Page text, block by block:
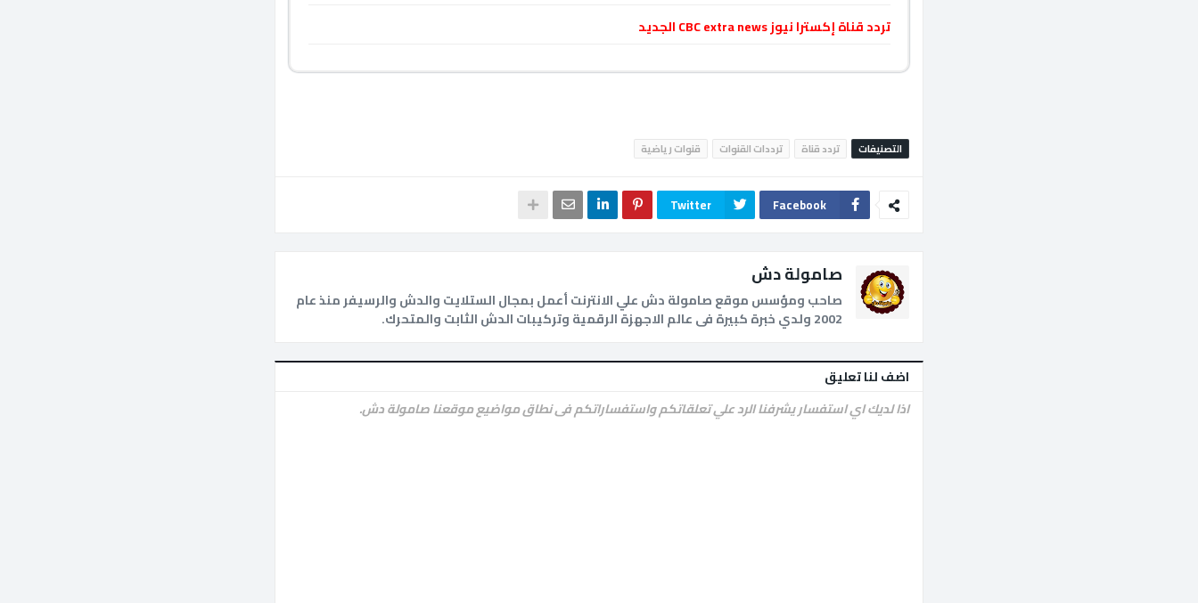
تردد قناة إكسترا نيوز CBC extra news الجديد
التصنيفات تردد قناة ترددات القنوات قنوات رياضية
Facebook
Twitter
صامولة دش
صاحب ومؤسس موقع صامولة دش علي الانترنت أعمل بمجال الستلايت والدش والرسيفر منذ عام
2002 ولدي خبرة كبيرة فى عالم الاجهزة الرقمية وتركيبات الدش الثابت والمتحرك.
اضف لنا تعليق
اذا لديك اي استفسار يشرفنا الرد علي تعلقاتكم واستفساراتكم فى نطاق مواضيع موقعنا صامولة دش.